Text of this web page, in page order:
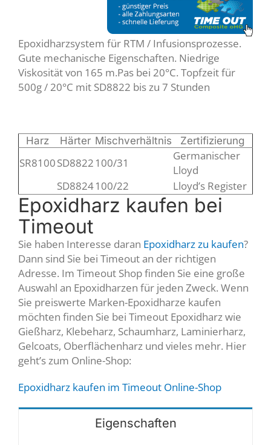
Epoxidharzsystem für RTM / Infusionsprozesse.
Gute mechanische Eigenschaften. Niedrige
Viskosität von 165 m.Pas bei 20°C. Topfzeit für
500g / 20°C mit SD8822 bis zu 7 Stunden
Harz Härter Mischverhältnis Zertifizierung
SR8100SD8822 100/31
Germanischer
Lloyd
SD8824100/22 Lloyd’s Register
Epoxidharz kaufen bei
Timeout
Sie haben Interesse daran Epoxidharz zu kaufen?
Dann sind Sie bei Timeout an der richtigen
Adresse. Im Timeout Shop finden Sie eine große
Auswahl an Epoxidharzen für jeden Zweck. Wenn
Sie preiswerte Marken-Epoxidharze kaufen
möchten finden Sie bei Timeout Epoxidharz wie
Gießharz, Klebeharz, Schaumharz, Laminierharz,
Gelcoats, Oberflächenharz und vieles mehr. Hier
geht’s zum Online-Shop:
Epoxidharz kaufen im Timeout Online-Shop
Eigenschaften